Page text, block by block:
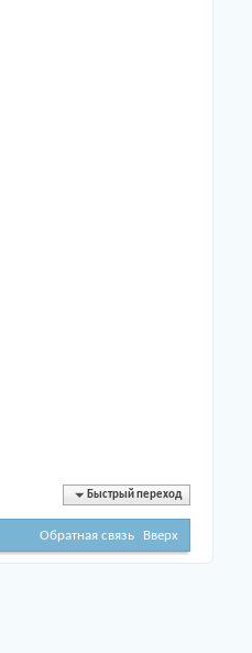
Быстрый переход
Обратная связь Вверх